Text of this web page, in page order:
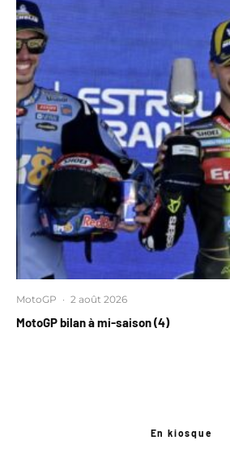
MotoGP · 2 août 2026
MotoGP bilan à mi-saison (4)
En kiosque